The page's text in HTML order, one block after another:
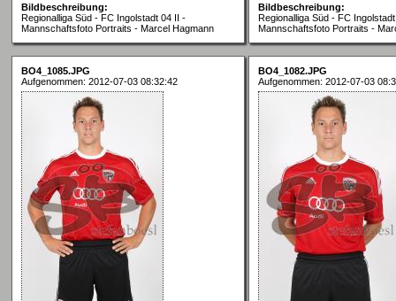
Bildbeschreibung:
Regionalliga Süd - FC Ingolstadt 04 II -
Mannschaftsfoto Portraits - Marcel Hagmann
Bildbeschreibung:
Regionalliga Süd - FC
Mannschaftsfoto Portraits -
BO4_1085.JPG
Aufgenommen: 2012-07-03 08:32:42
BO4_1082.JPG
Aufgenommen: 2012-07-03